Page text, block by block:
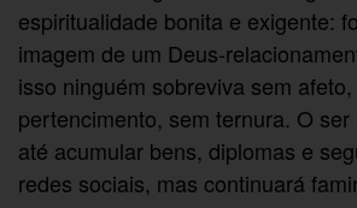
espiritualidade bonita e exigente:
imagem de um Deus-
isso ninguém sobreviva sem
pertencimento, sem ternura. O
até acumular bens, diplomas e
redes sociais, mas continuará